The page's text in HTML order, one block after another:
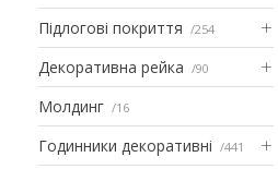
Підлогові покриття 254
Декоративна рейка 90
Молдинг 16
Годинники декоративні 441